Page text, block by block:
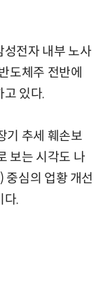
성전자 내부 노사
도체주 전반에
고 있다.
기 추세 훼손보
보는 시각도 나
중심의 업황 개선
다.